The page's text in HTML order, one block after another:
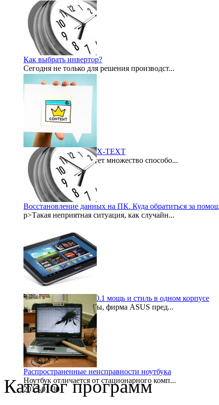
Как выбрать инвертор?
Сегодня не только для решения производст...
Биржа контента LYNIX-TEXT
В интернете существует множество способо...
2015-09-21
Восстановление данных на ПК. Куда обратиться за
p>Такая неприятная ситуация, как случайн...
Samsung galaxy note 10.1 мощь и стиль в одном корпусе
После некоторой паузы, фирма ASUS пред...
1999-11-30
Распространенные неисправности ноутбука
Ноутбук отличается от стационарного комп...
2015-01-30
Каталог программ